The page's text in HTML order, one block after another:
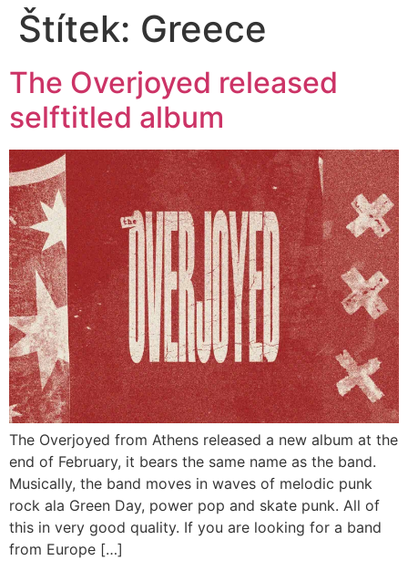
Štítek: Greece
The Overjoyed released
selftitled album
The Overjoyed from Athens released a new album at the
end of February, it bears the same name as the band.
Musically, the band moves in waves of melodic punk
rock ala Green Day, power pop and skate punk. All of
this in very good quality. If you are looking for a band
from Europe […]